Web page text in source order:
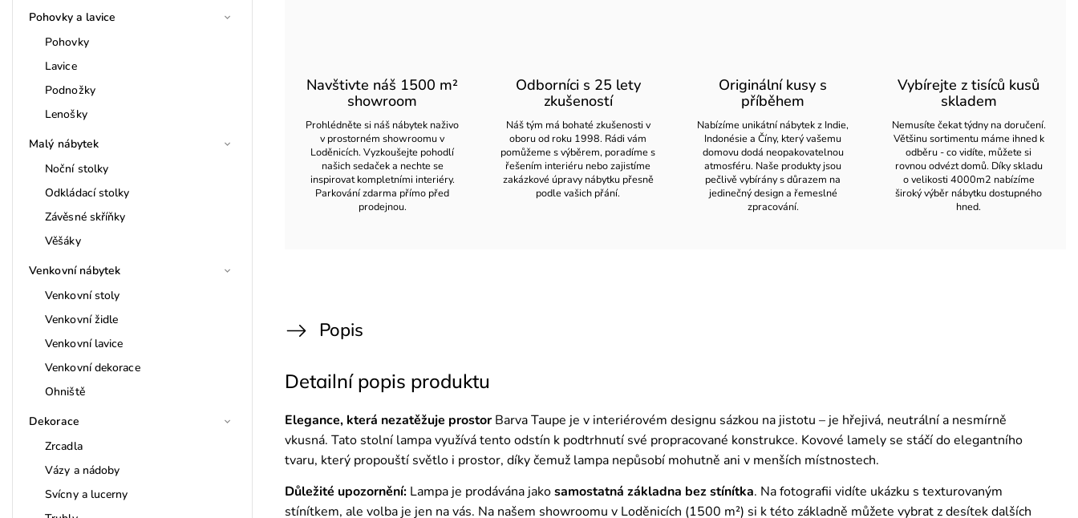
Pohovky a lavice
Pohovky
Lavice
Podnožky
Lenošky
Malý nábytek
Noční stolky
Odkládací stolky
Závěsné skříňky
Věšáky
Venkovní nábytek
Venkovní stoly
Venkovní židle
Venkovní lavice
Venkovní dekorace
Ohniště
Dekorace
Zrcadla
Vázy a nádoby
Svícny a lucerny
Navštivte náš 1500 m²
showroom
Prohlédněte si náš nábytek naživo
v prostorném showroomu v
Loděnicích. Vyzkoušejte pohodlí
našich sedaček a nechte se
inspirovat kompletními interiéry.
Parkování zdarma přímo před
prodejnou.
Odborníci s 25 lety
zkušeností
Náš tým má bohaté zkušenosti v
oboru od roku 1998. Rádi vám
pomůžeme s výběrem, poradíme s
řešením interiéru nebo zajistíme
zakázkové úpravy nábytku přesně
podle vašich přání.
Originální kusy s
příběhem
Nabízíme unikátní nábytek z Indie,
Indonésie a Číny, který vašemu
domovu dodá neopakovatelnou
atmosféru. Naše produkty jsou
pečlivě vybírány s důrazem na
jedinečný design a řemeslné
zpracování.
Vybírejte z tisíců kusů
skladem
Nemusíte čekat týdny na doručení.
Většinu sortimentu máme ihned k
odběru - co vidíte, můžete si
rovnou odvézt domů. Díky skladu
o velikosti 4000m2 nabízíme
široký výběr nábytku dostupného
hned.
Popis
Detailní popis produktu
Elegance, která nezatěžuje prostorBarva Taupe je v interiérovém designu sázkou na jistotu – je hřejivá, neutrální a nesmírně
vkusná. Tato stolní lampa využívá tento odstín k podtrhnutí své propracované konstrukce. Kovové lamely se stáčí do elegantního
tvaru, který propouští světlo i prostor, díky čemuž lampa nepůsobí mohutně ani v menších místnostech.
Důležité upozornění: Lampa je prodávána jakosamostatná základna bez stínítka. Na fotografii vidíte ukázku s texturovaným
stínítkem, ale volba je jen na vás. Na našem showroomu v Loděnicích (1500 m²) si k této základně můžete vybrat z desítek dalších